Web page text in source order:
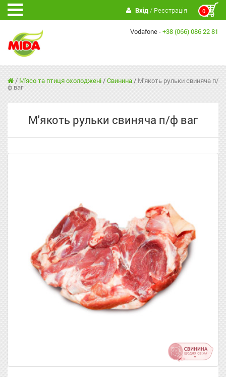
0
Вхід/ Реєстрація
Vodafone -+38 (066) 086 22 81
/ М'ясо та птиця охолоджені/Свинина/ М'якоть рульки свиняча п/
ф ваг
М'якоть рульки свиняча п/ф ваг